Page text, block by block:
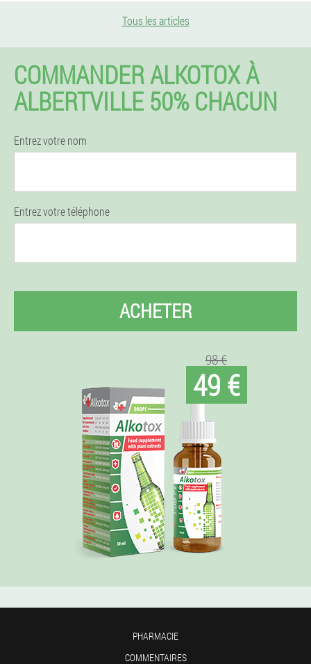
Tous les articles
COMMANDER ALKOTOX À
ALBERTVILLE 50% CHACUN
Entrez votre nom
Entrez votre téléphone
ACHETER
98 €
49 €
PHARMACIE
COMMENTAIRES